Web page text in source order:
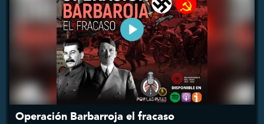
Operación Barbarroja el fracaso